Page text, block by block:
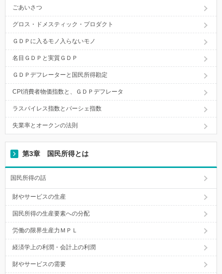
ごあいさつ
グロス・ドメスティック・プロダクト
ＧＤＰに入るモノ入らないモノ
名目ＧＤＰと実質ＧＤＰ
ＧＤＰデフレーターと国民所得勘定
CPI消費者物価指数と、ＧＤＰデフレータ
ラスパイレス指数とパーシェ指数
失業率とオークンの法則
第3章 国民所得とは
国民所得の話
財やサービスの生産
国民所得の生産要素への分配
労働の限界生産力ＭＰＬ
経済学上の利潤・会計上の利潤
財やサービスの需要